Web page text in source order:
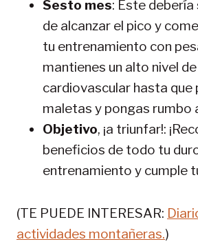
Sesto mes: Éste
de alcanzar el pico y
tu entrenamiento con
mantienes un alto nivel
cardiovascular hasta que
maletas y pongas rumbo
Objetivo, ¡a triunfar!:
beneficios de todo tu
entrenamiento y cumple
(TE PUEDE INTERESAR:
actividades montañeras.)